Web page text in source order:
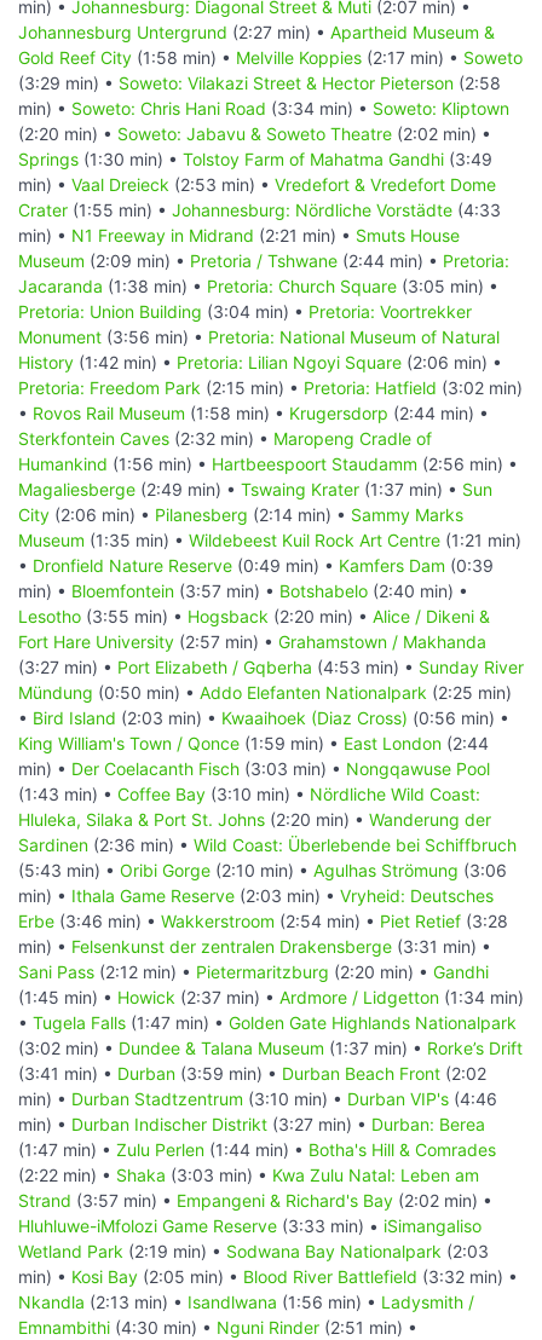
min) • Johannesburg: Diagonal Street & Muti (2:07 min) •
Johannesburg Untergrund (2:27 min) • Apartheid Museum &
Gold Reef City (1:58 min) • Melville Koppies (2:17 min) • Soweto
(3:29 min) • Soweto: Vilakazi Street & Hector Pieterson (2:58
min) • Soweto: Chris Hani Road (3:34 min) • Soweto: Kliptown
(2:20 min) • Soweto: Jabavu & Soweto Theatre (2:02 min) •
Springs (1:30 min) • Tolstoy Farm of Mahatma Gandhi (3:49
min) • Vaal Dreieck (2:53 min) • Vredefort & Vredefort Dome
Crater (1:55 min) • Johannesburg: Nördliche Vorstädte (4:33
min) • N1 Freeway in Midrand (2:21 min) • Smuts House
Museum (2:09 min) • Pretoria / Tshwane (2:44 min) • Pretoria:
Jacaranda (1:38 min) • Pretoria: Church Square (3:05 min) •
Pretoria: Union Building (3:04 min) • Pretoria: Voortrekker
Monument (3:56 min) • Pretoria: National Museum of Natural
History (1:42 min) • Pretoria: Lilian Ngoyi Square (2:06 min) •
Pretoria: Freedom Park (2:15 min) • Pretoria: Hatfield (3:02 min)
• Rovos Rail Museum (1:58 min) • Krugersdorp (2:44 min) •
Sterkfontein Caves (2:32 min) • Maropeng Cradle of
Humankind (1:56 min) • Hartbeespoort Staudamm (2:56 min) •
Magaliesberge (2:49 min) • Tswaing Krater (1:37 min) • Sun
City (2:06 min) • Pilanesberg (2:14 min) • Sammy Marks
Museum (1:35 min) • Wildebeest Kuil Rock Art Centre (1:21 min)
• Dronfield Nature Reserve (0:49 min) • Kamfers Dam (0:39
min) • Bloemfontein (3:57 min) • Botshabelo (2:40 min) •
Lesotho (3:55 min) • Hogsback (2:20 min) • Alice / Dikeni &
Fort Hare University (2:57 min) • Grahamstown / Makhanda
(3:27 min) • Port Elizabeth / Gqberha (4:53 min) • Sunday River
Mündung (0:50 min) • Addo Elefanten Nationalpark (2:25 min)
• Bird Island (2:03 min) • Kwaaihoek (Diaz Cross) (0:56 min) •
King William's Town / Qonce (1:59 min) • East London (2:44
min) • Der Coelacanth Fisch (3:03 min) • Nongqawuse Pool
(1:43 min) • Coffee Bay (3:10 min) • Nördliche Wild Coast:
Hluleka, Silaka & Port St. Johns (2:20 min) • Wanderung der
Sardinen (2:36 min) • Wild Coast: Überlebende bei Schiffbruch
(5:43 min) • Oribi Gorge (2:10 min) • Agulhas Strömung (3:06
min) • Ithala Game Reserve (2:03 min) • Vryheid: Deutsches
Erbe (3:46 min) • Wakkerstroom (2:54 min) • Piet Retief (3:28
min) • Felsenkunst der zentralen Drakensberge (3:31 min) •
Sani Pass (2:12 min) • Pietermaritzburg (2:20 min) • Gandhi
(1:45 min) • Howick (2:37 min) • Ardmore / Lidgetton (1:34 min)
• Tugela Falls (1:47 min) • Golden Gate Highlands Nationalpark
(3:02 min) • Dundee & Talana Museum (1:37 min) • Rorke’s Drift
(3:41 min) • Durban (3:59 min) • Durban Beach Front (2:02
min) • Durban Stadtzentrum (3:10 min) • Durban VIP's (4:46
min) • Durban Indischer Distrikt (3:27 min) • Durban: Berea
(1:47 min) • Zulu Perlen (1:44 min) • Botha's Hill & Comrades
(2:22 min) • Shaka (3:03 min) • Kwa Zulu Natal: Leben am
Strand (3:57 min) • Empangeni & Richard's Bay (2:02 min) •
Hluhluwe-iMfolozi Game Reserve (3:33 min) • iSimangaliso
Wetland Park (2:19 min) • Sodwana Bay Nationalpark (2:03
min) • Kosi Bay (2:05 min) • Blood River Battlefield (3:32 min) •
Nkandla (2:13 min) • Isandlwana (1:56 min) • Ladysmith /
Emnambithi (4:30 min) • Nguni Rinder (2:51 min) •